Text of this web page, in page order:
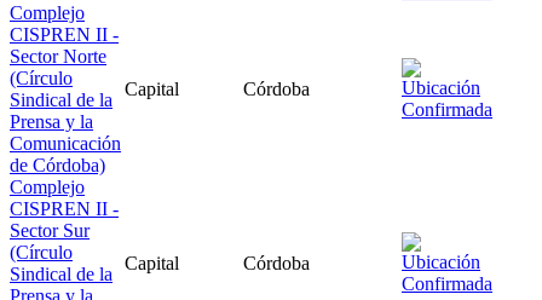
Complejo
CISPREN II -
Sector Norte
(Círculo
Sindical de la
Prensa y la
Comunicación
de Córdoba)
Capital Córdoba
Complejo
CISPREN II -
Sector Sur
(Círculo
Sindical de la
Prensa y la
Capital Córdoba